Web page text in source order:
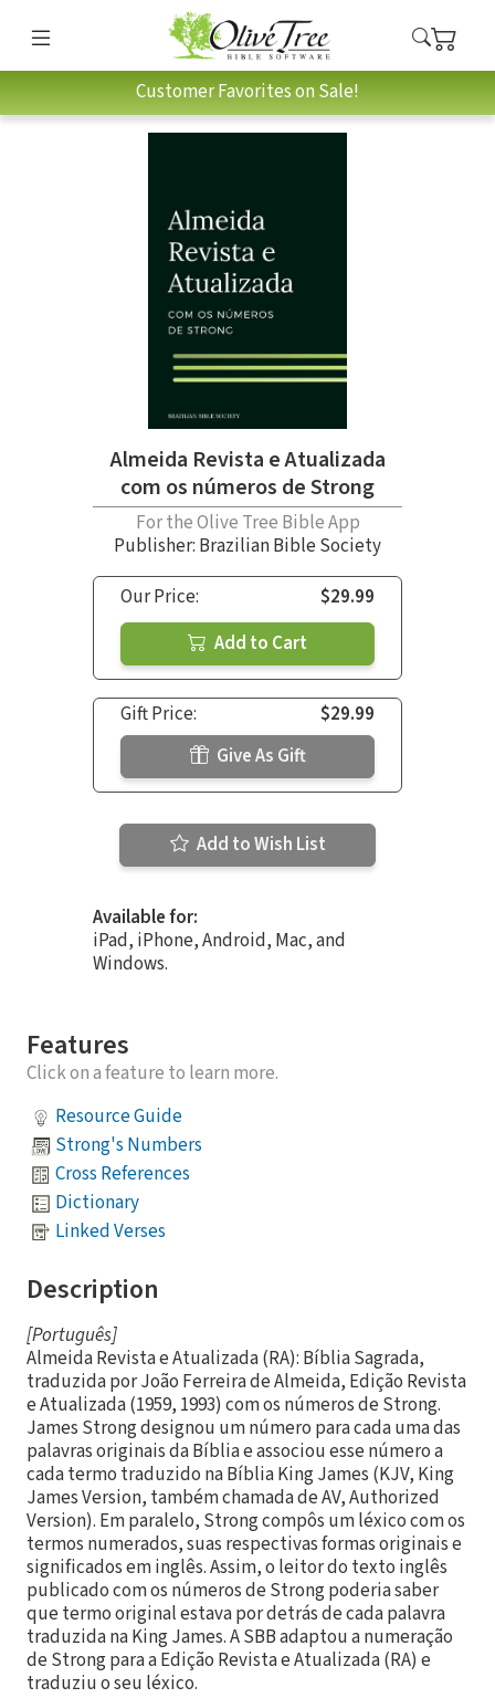
Customer Favorites on Sale!
Almeida Revista e Atualizada
com os números de Strong
For the Olive Tree Bible App
Publisher: Brazilian Bible Society
Our Price:
$29.99
Add to Cart
Gift Price:
$29.99
Give As Gift
Add to Wish List
Available for:
iPad, iPhone, Android, Mac, and
Windows.
Features
Click on a feature to learn more.
Resource Guide
Strong's Numbers
Cross References
Dictionary
Linked Verses
Description
[Português]
Almeida Revista e Atualizada (RA): Bíblia Sagrada,
traduzida por João Ferreira de Almeida, Edição Revista
e Atualizada (1959, 1993) com os números de Strong.
James Strong designou um número para cada uma das
palavras originais da Bíblia e associou esse número a
cada termo traduzido na Bíblia King James (KJV, King
James Version, também chamada de AV, Authorized
Version). Em paralelo, Strong compôs um léxico com os
termos numerados, suas respectivas formas originais e
significados em inglês. Assim, o leitor do texto inglês
publicado com os números de Strong poderia saber
que termo original estava por detrás de cada palavra
traduzida na King James. A SBB adaptou a numeração
de Strong para a Edição Revista e Atualizada (RA) e
traduziu o seu léxico.